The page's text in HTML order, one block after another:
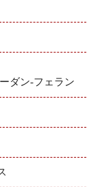
ダン-フェラン